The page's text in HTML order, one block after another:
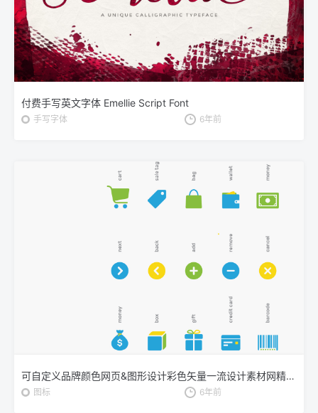
付费手写英文字体 Emellie Script Font
手写字体 6年前
可自定义品牌颜色网页&图形设计彩色矢量一流设计素材网精选图标 Branded Color Icons
图标 6年前